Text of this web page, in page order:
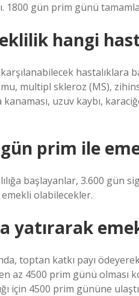
1800 gün prim günü
hangi
karşılanabilecek
multipl skleroz (MS),
uzuv kaybı,
gün prim ile
başlayanlar, 3.600 gün
olabilecekler.
yatırarak
toptan katkı payı
az 4500 prim günü olması
için 4500 prim gününe